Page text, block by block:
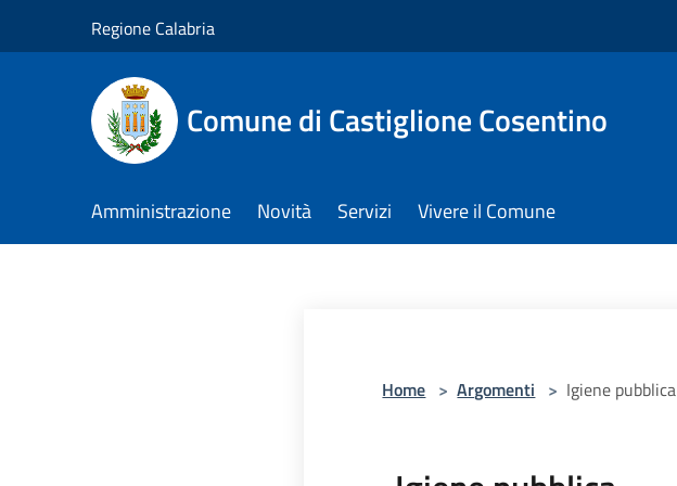
Regione Calabria
Comune di Castiglione Cosentino
Amministrazione Novità Servizi Vivere il Comune
Home > Argomenti > Igiene pubblica